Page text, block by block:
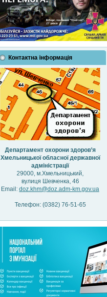
Контактна інформація
Департамент охорони здоров’я
Хмельницької обласної державної
адміністрації
29000, м.Хмельницький,
вулиця Шевченка, 46
Email: doz.khm@doz.adm-km.gov.ua
Телефон: (0382) 76-51-65